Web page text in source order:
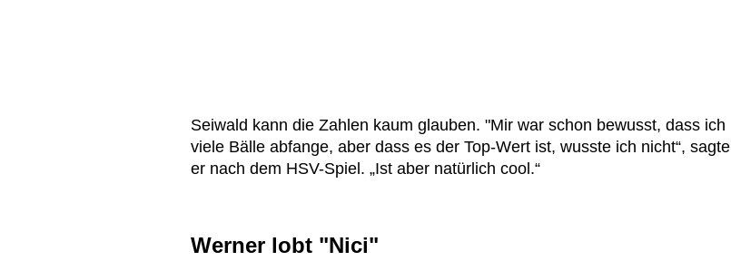
Seiwald kann die Zahlen kaum glauben. "Mir war schon bewusst, dass ich
viele Bälle abfange, aber dass es der Top-Wert ist, wusste ich nicht“, sagte
er nach dem HSV-Spiel. „Ist aber natürlich cool.“
Werner lobt "Nici"